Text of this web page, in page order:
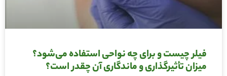
فیلر چیست و برای چه نواحی استفاده می‌شود؟
میزان تأثیرگذاری و ماندگاری آن چقدر است؟